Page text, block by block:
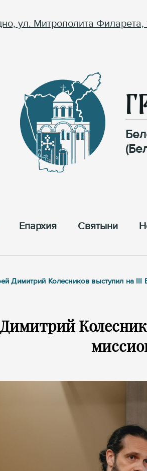
ул. Митрополита Филарета,
Епархия Cвятыни
Димитрий Колесников выступил на